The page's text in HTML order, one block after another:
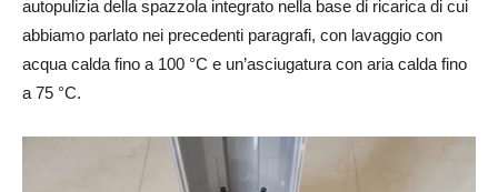
autopulizia della spazzola integrato nella base di ricarica di cui
abbiamo parlato nei precedenti paragrafi, con lavaggio con
acqua calda fino a 100 °C e un’asciugatura con aria calda fino
a 75 °C.